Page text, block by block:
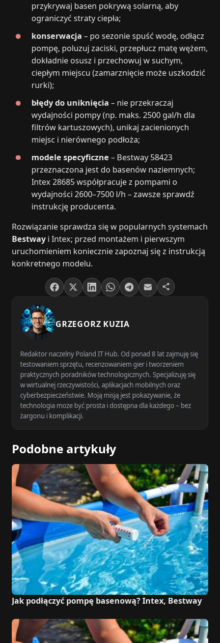
przykrywaj basen pokrywą solarną, aby
ograniczyć straty ciepła;
konserwacja – po sezonie spuść wodę, odłącz
pompę, poluzuj zaciski, przepłucz matę wężem,
dokładnie osusz i przechowuj w suchym,
ciepłym miejscu (zamarznięcie może uszkodzić
rurki);
błędy do uniknięcia – nie przekraczaj
wydajności pompy (np. maks. 2500 gal/h dla
filtrów kartuszowych), unikaj zacienionych
miejsc i nierównego podłoża;
modele specyficzne – Bestway 58423
przeznaczona jest do basenów naziemnych;
Intex 28685 współpracuje z pompami o
wydajności 2600–7500 l/h – zawsze sprawdź
instrukcję producenta.
Rozwiązanie sprawdza się w popularnych systemach
Bestway i Intex; przed montażem i pierwszym
uruchomieniem koniecznie zapoznaj się z instrukcją
konkretnego modelu.
GRZEGORZ KUZIA
Redaktor naczelny Poland IT Hub. Od ponad 8 lat zajmuję się
testowaniem sprzętu, recenzowaniem gier i tworzeniem
praktycznych poradników technologicznych. Specjalizuję się
w wirtualnej rzeczywistości, aplikacjach mobilnych oraz
cyberbezpieczeństwie. Moją misją jest pokazywanie, że
technologia może być prosta i dostępna dla każdego – bez
żargonu i komplikacji.
Podobne artykuły
Jak podłączyć pompę basenową? Intex, Bestway